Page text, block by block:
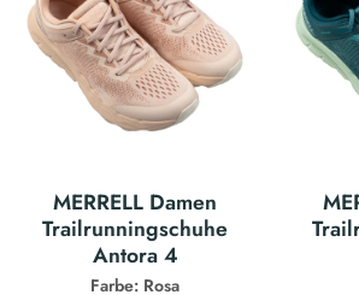
MERRELL Damen
Trailrunningschuhe
Antora 4
Farbe: Rosa